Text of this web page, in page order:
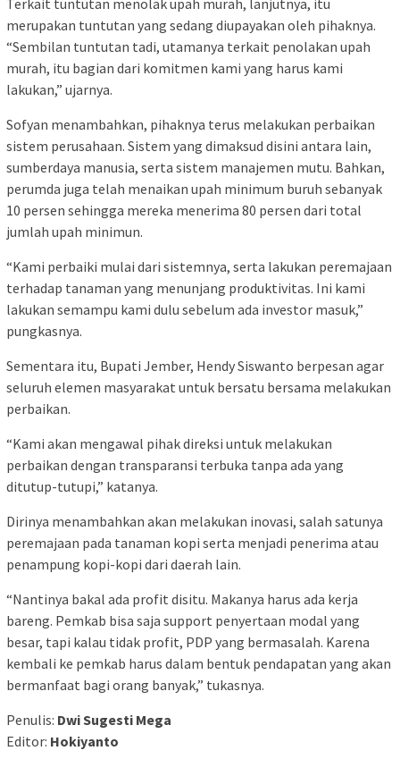
Terkait tuntutan menolak upah murah, lanjutnya, itu
merupakan tuntutan yang sedang diupayakan oleh pihaknya.
“Sembilan tuntutan tadi, utamanya terkait penolakan upah
murah, itu bagian dari komitmen kami yang harus kami
lakukan,” ujarnya.
Sofyan menambahkan, pihaknya terus melakukan perbaikan
sistem perusahaan. Sistem yang dimaksud disini antara lain,
sumberdaya manusia, serta sistem manajemen mutu. Bahkan,
perumda juga telah menaikan upah minimum buruh sebanyak
10 persen sehingga mereka menerima 80 persen dari total
jumlah upah minimun.
“Kami perbaiki mulai dari sistemnya, serta lakukan peremajaan
terhadap tanaman yang menunjang produktivitas. Ini kami
lakukan semampu kami dulu sebelum ada investor masuk,”
pungkasnya.
Sementara itu, Bupati Jember, Hendy Siswanto berpesan agar
seluruh elemen masyarakat untuk bersatu bersama melakukan
perbaikan.
“Kami akan mengawal pihak direksi untuk melakukan
perbaikan dengan transparansi terbuka tanpa ada yang
ditutup-tutupi,” katanya.
Dirinya menambahkan akan melakukan inovasi, salah satunya
peremajaan pada tanaman kopi serta menjadi penerima atau
penampung kopi-kopi dari daerah lain.
“Nantinya bakal ada profit disitu. Makanya harus ada kerja
bareng. Pemkab bisa saja support penyertaan modal yang
besar, tapi kalau tidak profit, PDP yang bermasalah. Karena
kembali ke pemkab harus dalam bentuk pendapatan yang akan
bermanfaat bagi orang banyak,” tukasnya.
Penulis: Dwi Sugesti Mega
Editor: Hokiyanto